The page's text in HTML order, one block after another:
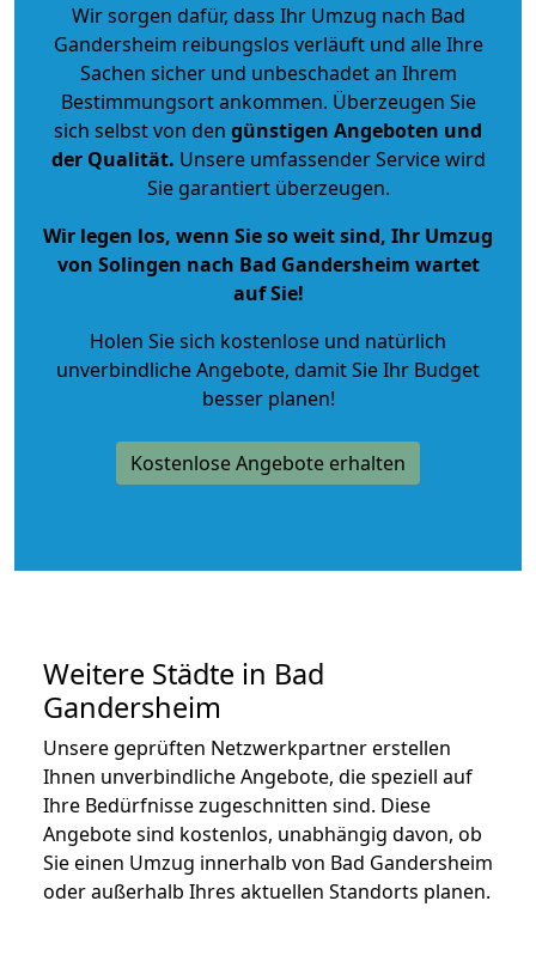
Wir sorgen dafür, dass Ihr Umzug nach Bad
Gandersheim reibungslos verläuft und alle Ihre
Sachen sicher und unbeschadet an Ihrem
Bestimmungsort ankommen. Überzeugen Sie
sich selbst von den günstigen Angeboten und
der Qualität. Unsere umfassender Service wird
Sie garantiert überzeugen.
Wir legen los, wenn Sie so weit sind, Ihr Umzug
von Solingen nach Bad Gandersheim wartet
auf Sie!
Holen Sie sich kostenlose und natürlich
unverbindliche Angebote, damit Sie Ihr Budget
besser planen!
Kostenlose Angebote erhalten
Weitere Städte in Bad
Gandersheim
Unsere geprüften Netzwerkpartner erstellen
Ihnen unverbindliche Angebote, die speziell auf
Ihre Bedürfnisse zugeschnitten sind. Diese
Angebote sind kostenlos, unabhängig davon, ob
Sie einen Umzug innerhalb von Bad Gandersheim
oder außerhalb Ihres aktuellen Standorts planen.